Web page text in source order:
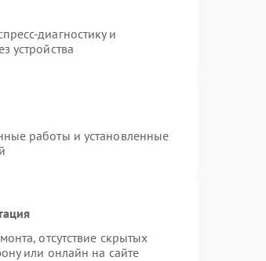
диагностику и
устройства
работы и установленные
отсутствие скрытых
или онлайн на сайте